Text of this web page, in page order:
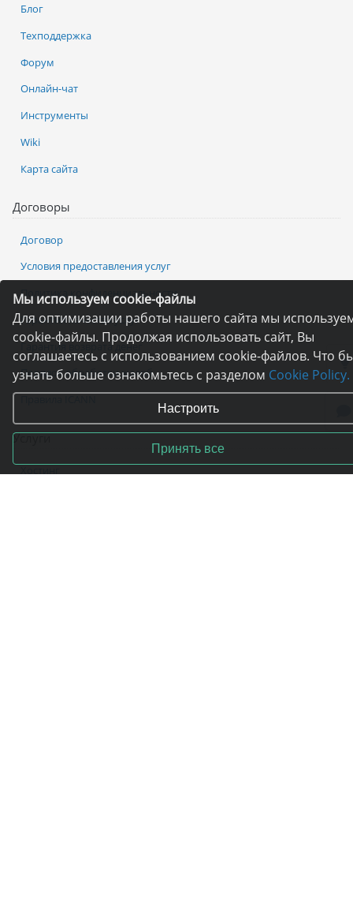
Мы используем cookie-файлы
Для оптимизации работы нашего сайта мы
cookie-файлы. Продолжая использовать сайт, Вы
соглашаетесь с использованием cookie-файлов. Что
узнать больше ознакомьтесь с разделом Cookie Policy.
Настроить
Принять все
Услуги
Блог
Техподдержка
Форум
Онлайн-чат
Инструменты
Wiki
Карта сайта
Договоры
Договор
Условия предоставления услуг
Политика конфиденциальности
Гарантия качества услуг
Гарантия возврата денег
Порядок обработки жалоб